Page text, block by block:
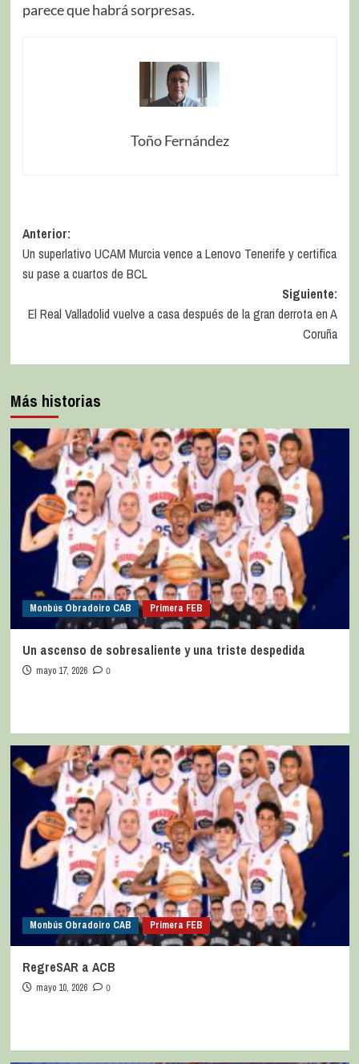
parece que habrá sorpresas.
Toño Fernández
Anterior:
Un superlativo UCAM Murcia vence a Lenovo Tenerife y certifica
su pase a cuartos de BCL
Siguiente:
El Real Valladolid vuelve a casa después de la gran derrota en A
Coruña
Más historias
Monbús Obradoiro CAB Primera FEB
Un ascenso de sobresaliente y una triste despedida
mayo 17, 2026 0
Monbús Obradoiro CAB Primera FEB
RegreSAR a ACB
mayo 10, 2026 0